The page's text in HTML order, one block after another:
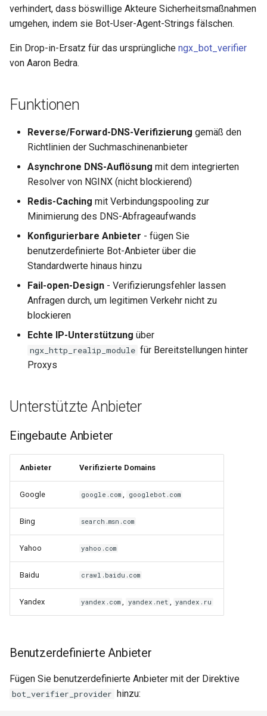
$os_version
feishu-auth
ftpclient
hmac
hoedown
http2
httpipe
hyperscan
influx
jit-uuid
jump-consistent-hash
jwt-verification
jwt
libcjson
libr3
verhindert, dass böswillige Akteure Sicherheitsmaßnahmen
umgehen, indem sie Bot-User-Agent-Strings fälschen.
Ein Drop-in-Ersatz für das ursprüngliche ngx_bot_verifier
von Aaron Bedra.
Funktionen
Reverse/Forward-DNS-Verifizierung gemäß den
Richtlinien der Suchmaschinenanbieter
Asynchrone DNS-Auflösung mit dem integrierten
Resolver von NGINX (nicht blockierend)
Redis-Caching mit Verbindungspooling zur
Minimierung des DNS-Abfrageaufwands
Konfigurierbare Anbieter - fügen Sie
benutzerdefinierte Bot-Anbieter über die
Standardwerte hinaus hinzu
Fail-open-Design - Verifizierungsfehler lassen
Anfragen durch, um legitimen Verkehr nicht zu
blockieren
Echte IP-Unterstützung über
ngx_http_realip_module für Bereitstellungen hinter
Proxys
Unterstützte Anbieter
Eingebaute Anbieter
Anbieter Verifizierte Domains
Google google.com , googlebot.com
Bing search.msn.com
Yahoo yahoo.com
Baidu crawl.baidu.com
Yandex yandex.com , yandex.net , yandex.ru
Benutzerdefinierte Anbieter
Fügen Sie benutzerdefinierte Anbieter mit der Direktive
bot_verifier_provider hinzu: